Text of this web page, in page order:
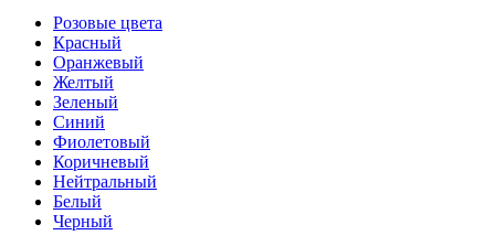
Розовые цвета
Красный
Оранжевый
Желтый
Зеленый
Синий
Фиолетовый
Коричневый
Нейтральный
Белый
Черный